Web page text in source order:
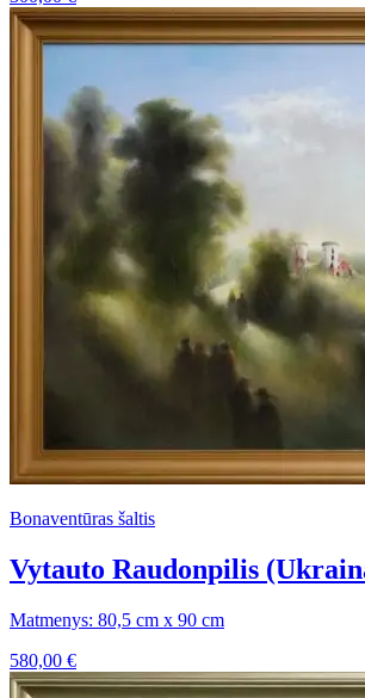
Bonaventūras šaltis
Vytauto Raudonpilis
Matmenys: 80,5 cm x 90 cm
580,00 €